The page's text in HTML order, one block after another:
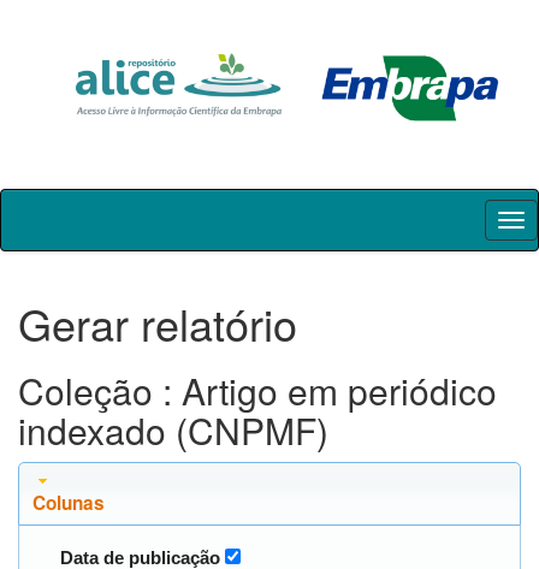
Skip
Gerar relatório
Coleção : Artigo em periódico
indexado (CNPMF)
Colunas
Data de publicação